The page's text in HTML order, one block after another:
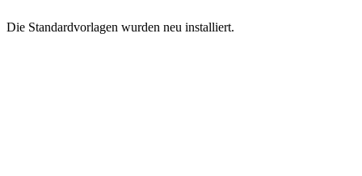
Die Standardvorlagen wurden neu installiert.